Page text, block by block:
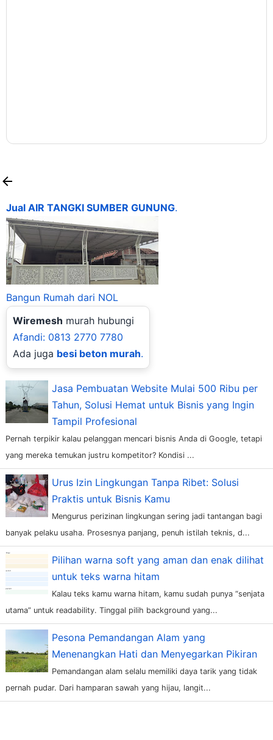
Jual AIR TANGKI SUMBER GUNUNG
Bangun Rumah dari NOL
Wiremesh
murah hubungi
Afandi: 0813 2770 7780
Ada juga besi beton murah
Jasa Pembuatan Website Mulai 500 Ribu per
Tahun, Solusi Hemat untuk Bisnis yang Ingin
Tampil Profesional
Urus Izin Lingkungan Tanpa Ribet: Solusi
Praktis untuk Bisnis Kamu
Pilihan warna soft yang aman dan enak dilihat
untuk teks warna hitam
Pesona Pemandangan Alam yang
Menenangkan Hati dan Menyegarkan Pikiran